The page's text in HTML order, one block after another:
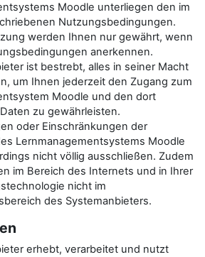
Moodle unterliegen den im
Nutzungsbedingungen.
werden Ihnen nur gewährt, wenn
anerkennen.
ist bestrebt, alles in seiner Macht
um Ihnen jederzeit den Zugang zum
Moodle und den dort
zu gewährleisten.
oder Einschränkungen der
Lernmanagementsystems Moodle
nicht völlig ausschließen. Zudem
im Bereich des Internets und in Ihrer
nicht im
des Systemanbieters.
erhebt, verarbeitet und nutzt